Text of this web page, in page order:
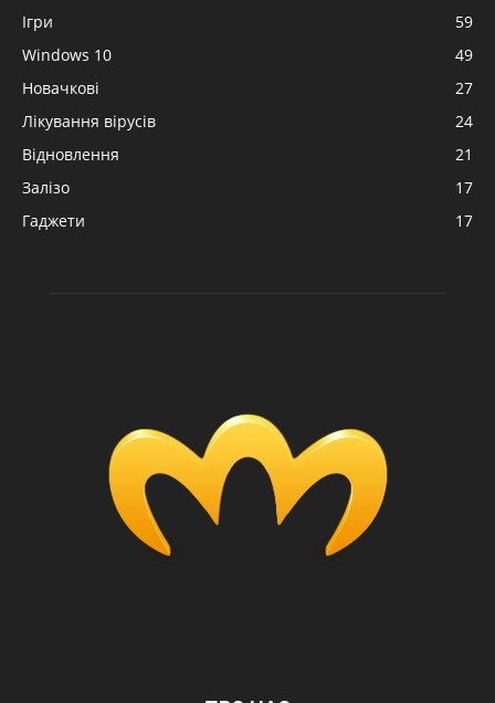
Ігри
59
Windows 10
49
Новачкові
27
Лікування вірусів
24
Відновлення
21
Залізо
17
Гаджети
17